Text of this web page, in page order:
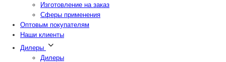
Изготовление на заказ
Сферы применения
Оптовым покупателям
Наши клиенты
Дилеры
Дилеры